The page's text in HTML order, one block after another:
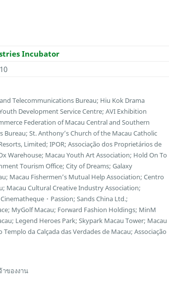
Incubator
Telecommunications Bureau; Hiu Kok Drama
Development Service Centre; AVI Exhibition
Federation of Macau Central and Southern
St. Anthony’s Church of the Macau Catholic
Resorts, Limited; IPOR; Associação dos Proprietários de
Warehouse; Macau Youth Art Association; Hold On To
Tourism Office; City of Dreams; Galaxy
Macau Fishermen’s Mutual Help Association; Centro
Macau Cultural Creative Industry Association;
・Passion; Sands China Ltd.;
MyGolf Macau; Forward Fashion Holdings; MinM
Legend Heroes Park; Skypark Macau Tower; Macau
da Calçada das Verdades de Macau; Associação
าของงาน